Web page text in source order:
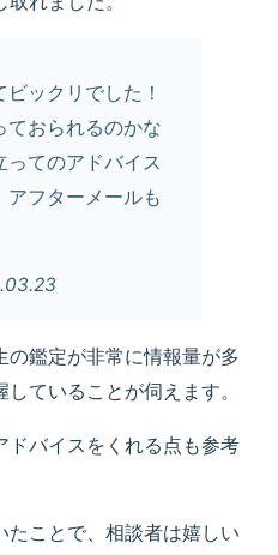
ックリでした！
ておられるのかな
ってのアドバイス
アフターメールも
の鑑定が非常に情報量が多
ていることが伺えます。
ドバイスをくれる点も参考
たことで、相談者は嬉しい